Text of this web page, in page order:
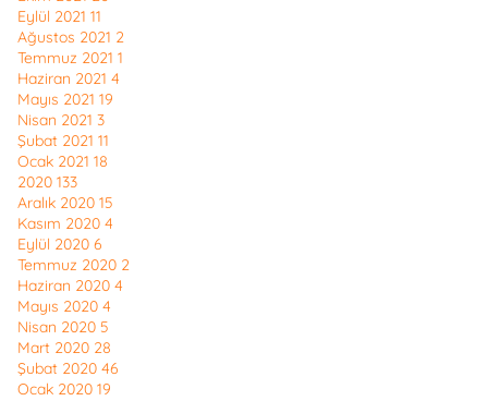
Eylül 2021 11
Ağustos 2021 2
Temmuz 2021 1
Haziran 2021 4
Mayıs 2021 19
Nisan 2021 3
Şubat 2021 11
Ocak 2021 18
2020 133
Aralık 2020 15
Kasım 2020 4
Eylül 2020 6
Temmuz 2020 2
Haziran 2020 4
Mayıs 2020 4
Nisan 2020 5
Mart 2020 28
Şubat 2020 46
Ocak 2020 19